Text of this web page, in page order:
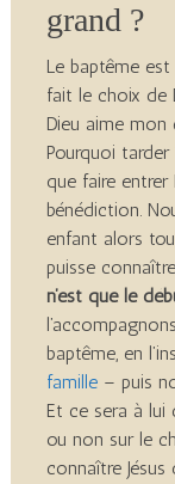
grand ?
Le baptême est
fait le choix de
Dieu aime
Pourquoi
que faire
bénédiction.
enfant alors
puisse
n’est que le
baptême, en
famille– puis
Et ce sera à lui
ou non sur le
connaître